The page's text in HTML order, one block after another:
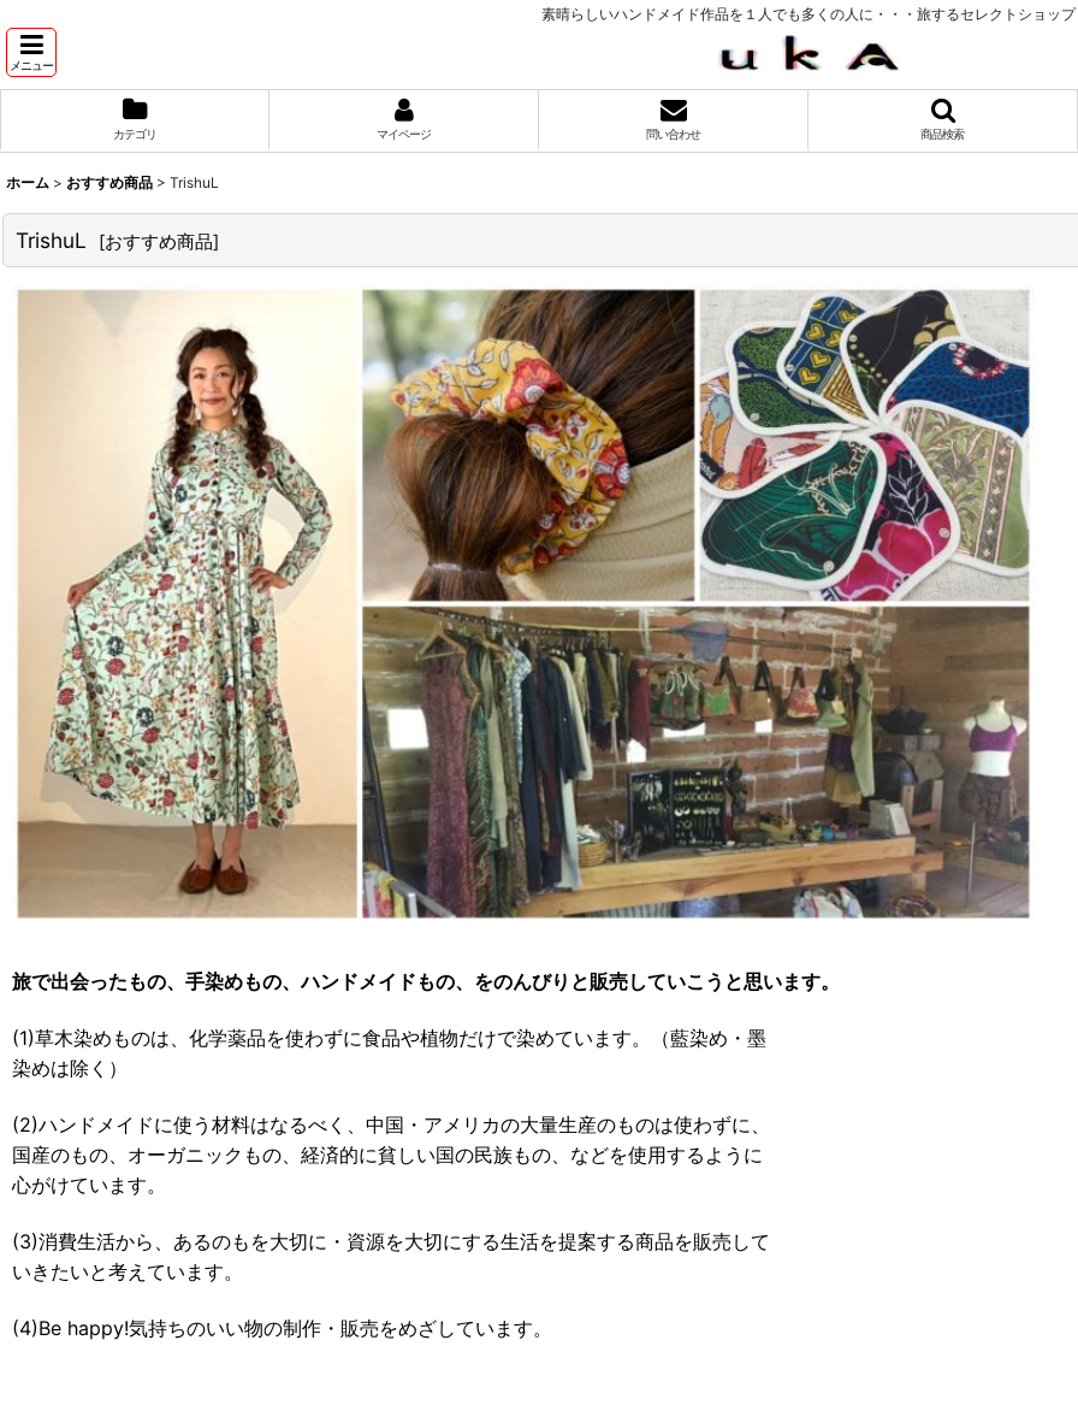
素晴らしいハンドメイド作品を１人でも多くの人に・・・旅するセレクトショップ
メニュー
カテゴリ マイページ 問い合わせ 商品検索
ホーム > おすすめ商品 > TrishuL
TrishuL [おすすめ商品]
旅で出会ったもの、手染めもの、ハンドメイドもの、をのんびりと販売していこうと思います。
(1)草木染めものは、化学薬品を使わずに食品や植物だけで染めています。（藍染め・墨
染めは除く）
(2)ハンドメイドに使う材料はなるべく、中国・アメリカの大量生産のものは使わずに、
国産のもの、オーガニックもの、経済的に貧しい国の民族もの、などを使用するように
心がけています。
(3)消費生活から、あるのもを大切に・資源を大切にする生活を提案する商品を販売して
いきたいと考えています。
(4)Be happy!気持ちのいい物の制作・販売をめざしています。